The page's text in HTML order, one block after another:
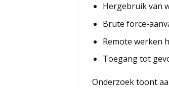
Hergebruik van
Brute force-
Remote werken
Toegang tot
Onderzoek toont